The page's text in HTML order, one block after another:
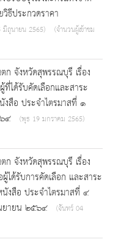
ธีประกวดราคา
ถุนายน 2565)
(จำนวนผู้เข้าชม
ก จังหวัดสุพรรณบุรี เรื่อง
ได้รับคัดเลือกและสาระ
สือ ประจำไตรมาสที่ ๑
๔
(พุธ 19 มกราคม 2565)
ก จังหวัดสุพรรณบุรี เรื่อง
ได้รับการคัดเลือก และสาระ
งสือ ประจำไตรมาสที่ ๔
ยายน ๒๕๖๔
(จันทร์ 04